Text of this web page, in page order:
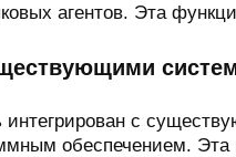
агентов. Эта
интегрирован с
обеспечением.